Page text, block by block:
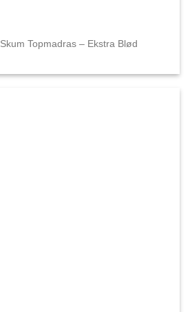
Topmadras – Ekstra Blød